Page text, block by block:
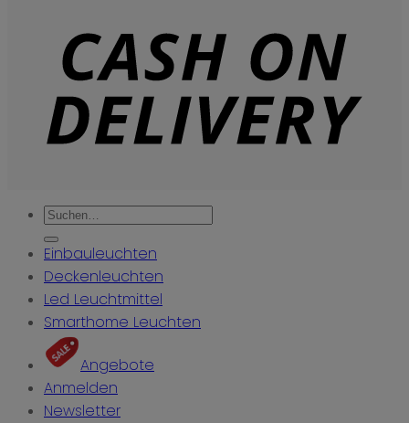
Suchen
nach:
Einbauleuchten
Deckenleuchten
Led Leuchtmittel
Smarthome Leuchten
Angebote
Anmelden
Newsletter